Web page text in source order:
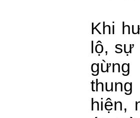
Khi
lộ,
hiện,